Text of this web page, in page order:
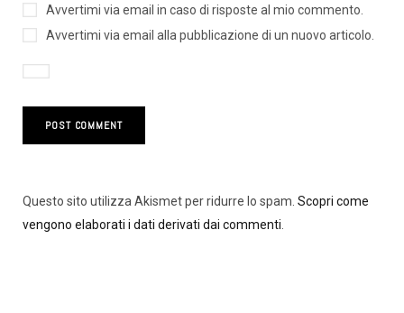
Avvertimi via email in caso di risposte al mio commento.
Avvertimi via email alla pubblicazione di un nuovo articolo.
Questo sito utilizza Akismet per ridurre lo spam. Scopri come
vengono elaborati i dati derivati dai commenti.